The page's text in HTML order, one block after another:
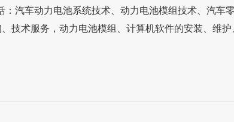
汽车动力电池系统技术、动力电池模组技术、汽车
术服务，动力电池模组、计算机软件的安装、维护、